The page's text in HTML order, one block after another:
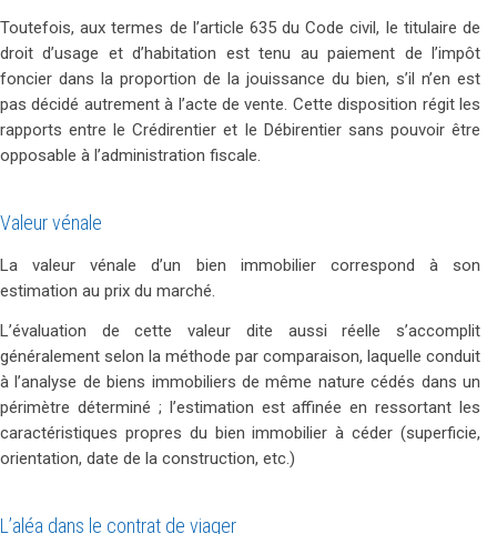
Toutefois, aux termes de l’article 635 du Code civil, le titulaire de
droit d’usage et d’habitation est tenu au paiement de l’impôt
foncier dans la proportion de la jouissance du bien, s’il n’en est
pas décidé autrement à l’acte de vente. Cette disposition régit les
rapports entre le Crédirentier et le Débirentier sans pouvoir être
opposable à l’administration fiscale.
Valeur vénale
La valeur vénale d’un bien immobilier correspond à son
estimation au prix du marché.
L’évaluation de cette valeur dite aussi réelle s’accomplit
généralement selon la méthode par comparaison, laquelle conduit
à l’analyse de biens immobiliers de même nature cédés dans un
périmètre déterminé ; l’estimation est affinée en ressortant les
caractéristiques propres du bien immobilier à céder (superficie,
orientation, date de la construction, etc.)
L’aléa dans le contrat de viager